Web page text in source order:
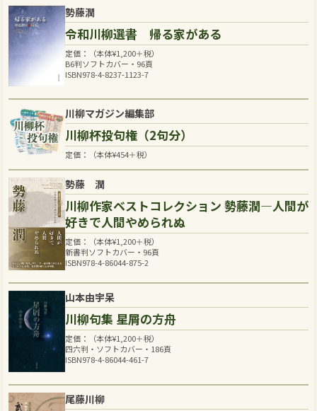
勢藤潤
令和川柳選書 帰る家がある
定価：（本体¥1,200＋税）
B6判ソフトカバー・96頁
ISBN978-4-8237-1123-7
川柳マガジン編集部
川柳杯投句権（2句分）
定価：（本体¥454＋税）
勢藤 潤
川柳作家ベストコレクション 勢藤潤―人間が
好きで人間やめられぬ
定価：（本体¥1,200＋税）
新書判ソフトカバー・96頁
ISBN978-4-86044-875-2
山本由宇呆
川柳句集 星屑の方舟
定価：（本体¥1,200＋税）
四六判・ソフトカバー・186頁
ISBN978-4-86044-461-7
尾藤川柳